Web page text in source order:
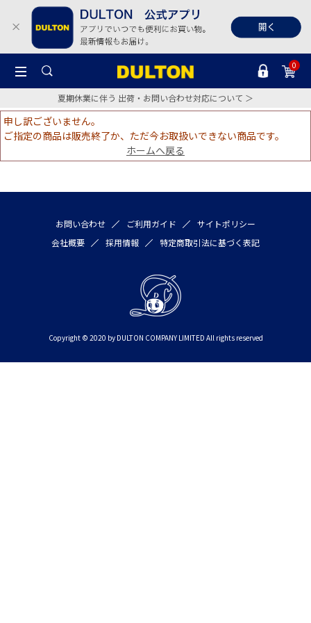
0
夏期休業に伴う 出荷・お問い合わせ対応について ＞
申し訳ございません。
ご指定の商品は販売終了か、ただ今お取扱いできない商品です。
ホームへ戻る
お問い合わせ ご利用ガイド
サイトポリシー
会社概要
採用情報 特定商取引法に基づく表記
Copyright © 2020 by DULTON COMPANY LIMITED All rights reserved